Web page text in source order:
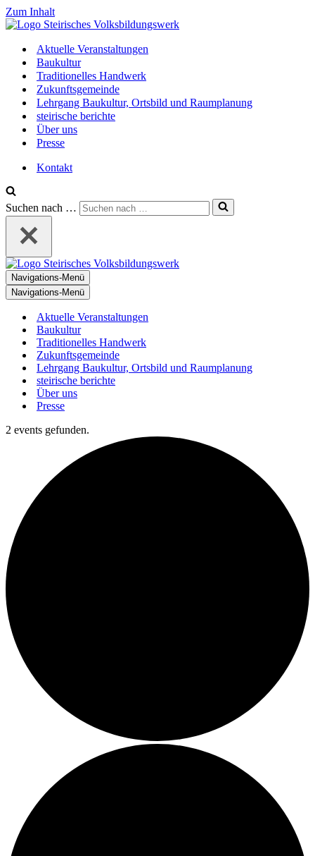
Zum Inhalt
Aktuelle Veranstaltungen
Baukultur
Traditionelles Handwerk
Zukunftsgemeinde
Lehrgang Baukultur, Ortsbild und Raumplanung
steirische berichte
Über uns
Presse
Kontakt
Suchen nach …
Navigations-Menü
Navigations-Menü
Aktuelle Veranstaltungen
Baukultur
Traditionelles Handwerk
Zukunftsgemeinde
Lehrgang Baukultur, Ortsbild und Raumplanung
steirische berichte
Über uns
Presse
2 events gefunden.